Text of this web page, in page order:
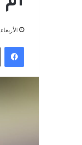
الأربعاء, 13 مايو 2020, 1:13 م